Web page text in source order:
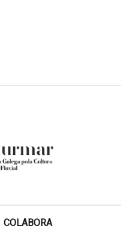
COLABORA